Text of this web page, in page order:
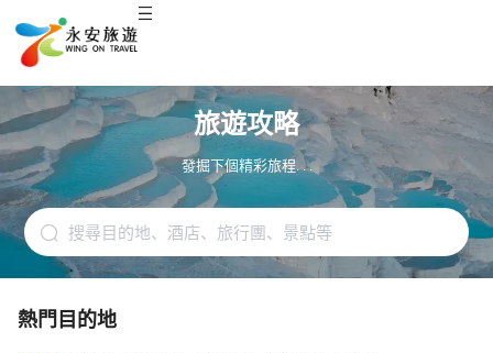
旅遊攻略
發掘下個精彩旅程. . .
熱門目的地